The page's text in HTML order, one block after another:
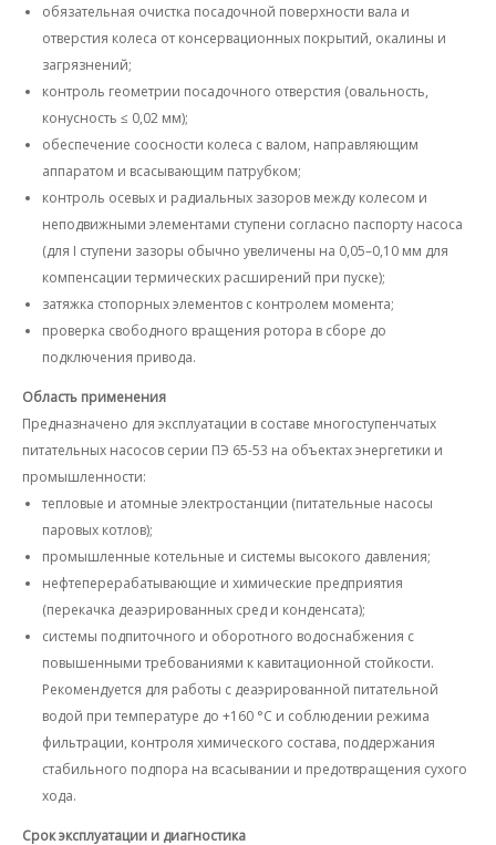
обязательная очистка посадочной поверхности вала и
отверстия колеса от консервационных покрытий, окалины и
загрязнений;
контроль геометрии посадочного отверстия (овальность,
конусность ≤ 0,02 мм);
обеспечение соосности колеса с валом, направляющим
аппаратом и всасывающим патрубком;
контроль осевых и радиальных зазоров между колесом и
неподвижными элементами ступени согласно паспорту насоса
(для I ступени зазоры обычно увеличены на 0,05–0,10 мм для
компенсации термических расширений при пуске);
затяжка стопорных элементов с контролем момента;
проверка свободного вращения ротора в сборе до
подключения привода.
Область применения
Предназначено для эксплуатации в составе многоступенчатых
питательных насосов серии ПЭ 65-53 на объектах энергетики и
промышленности:
тепловые и атомные электростанции (питательные насосы
паровых котлов);
промышленные котельные и системы высокого давления;
нефтеперерабатывающие и химические предприятия
(перекачка деаэрированных сред и конденсата);
системы подпиточного и оборотного водоснабжения с
повышенными требованиями к кавитационной стойкости.
Рекомендуется для работы с деаэрированной питательной
водой при температуре до +160 °C и соблюдении режима
фильтрации, контроля химического состава, поддержания
стабильного подпора на всасывании и предотвращения сухого
хода.
Срок эксплуатации и диагностика